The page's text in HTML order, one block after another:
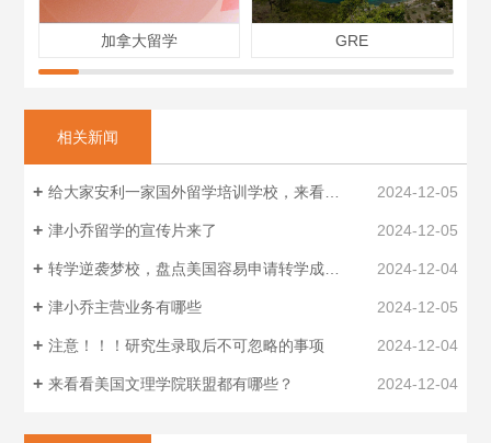
加拿大留学 GRE
相关新闻
给大家安利一家国外留学培训学校，来看看！！ 2024-12-05
津小乔留学的宣传片来了 2024-12-05
转学逆袭梦校，盘点美国容易申请转学成功的9所大学 2024-12-04
津小乔主营业务有哪些 2024-12-05
注意！！！研究生录取后不可忽略的事项 2024-12-04
来看看美国文理学院联盟都有哪些？ 2024-12-04